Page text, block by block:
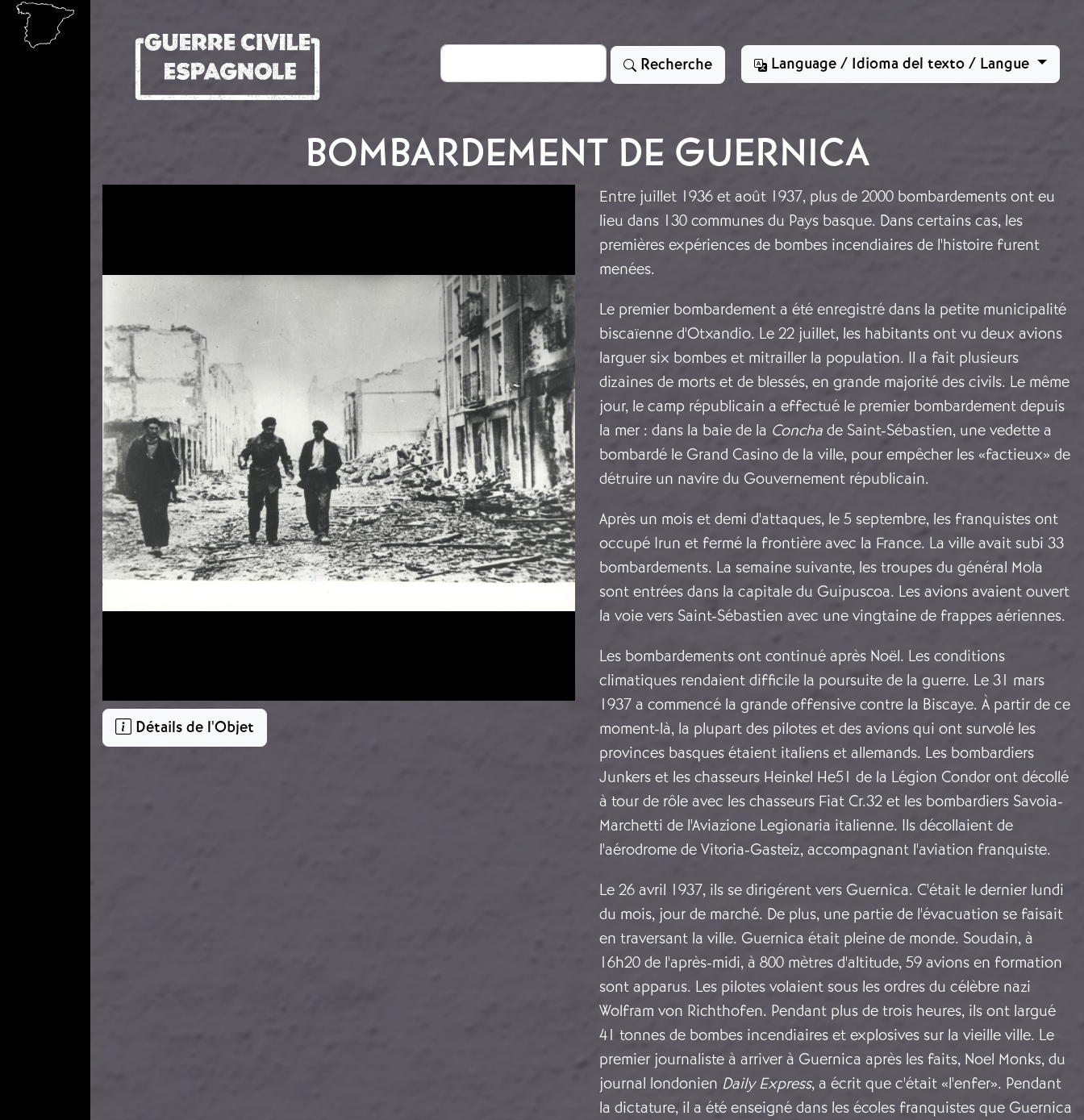
Aller au contenu principal
Rechercher Recherche Language / Idioma del texto / Langue
BOMBARDEMENT DE GUERNICA
Détails de l'Objet
Entre juillet 1936 et août 1937, plus de 2000 bombardements ont eu
lieu dans 130 communes du Pays basque. Dans certains cas, les
premières expériences de bombes incendiaires de l'histoire furent
menées.
Le premier bombardement a été enregistré dans la petite municipalité
biscaïenne d'Otxandio. Le 22 juillet, les habitants ont vu deux avions
larguer six bombes et mitrailler la population. Il a fait plusieurs
dizaines de morts et de blessés, en grande majorité des civils. Le même
jour, le camp républicain a effectué le premier bombardement depuis
la mer : dans la baie de la Concha de Saint-Sébastien, une vedette a
bombardé le Grand Casino de la ville, pour empêcher les «factieux» de
détruire un navire du Gouvernement républicain.
Après un mois et demi d'attaques, le 5 septembre, les franquistes ont
occupé Irun et fermé la frontière avec la France. La ville avait subi 33
bombardements. La semaine suivante, les troupes du général Mola
sont entrées dans la capitale du Guipuscoa. Les avions avaient ouvert
la voie vers Saint-Sébastien avec une vingtaine de frappes aériennes.
Les bombardements ont continué après Noël. Les conditions
climatiques rendaient difficile la poursuite de la guerre. Le 31 mars
1937 a commencé la grande offensive contre la Biscaye. À partir de ce
moment-là, la plupart des pilotes et des avions qui ont survolé les
provinces basques étaient italiens et allemands. Les bombardiers
Junkers et les chasseurs Heinkel He51 de la Légion Condor ont décollé
à tour de rôle avec les chasseurs Fiat Cr.32 et les bombardiers Savoia-
Marchetti de l'Aviazione Legionaria italienne. Ils décollaient de
l'aérodrome de Vitoria-Gasteiz, accompagnant l'aviation franquiste.
Le 26 avril 1937, ils se dirigérent vers Guernica. C'était le dernier lundi
du mois, jour de marché. De plus, une partie de l'évacuation se faisait
en traversant la ville. Guernica était pleine de monde. Soudain, à
16h20 de l'après-midi, à 800 mètres d'altitude, 59 avions en formation
sont apparus. Les pilotes volaient sous les ordres du célèbre nazi
Wolfram von Richthofen. Pendant plus de trois heures, ils ont largué
41 tonnes de bombes incendiaires et explosives sur la vieille ville. Le
premier journaliste à arriver à Guernica après les faits, Noel Monks, du
journal londonien Daily Express, a écrit que c'était «l'enfer». Pendant
la dictature, il a été enseigné dans les écoles franquistes que Guernica